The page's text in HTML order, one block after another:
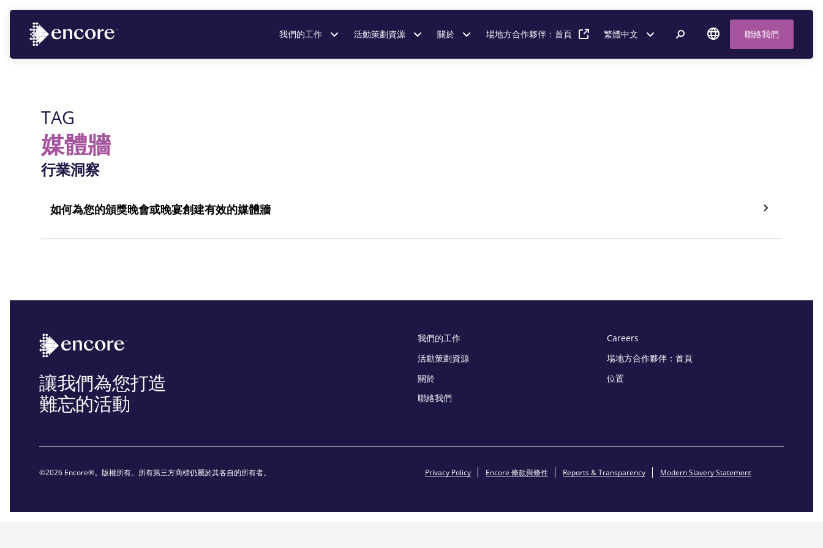
我們的工作 活動策劃資源 關於 場地方合作夥伴：首頁 繁體中文 聯絡我們
TAG
媒體牆
行業洞察
如何為您的頒獎晚會或晚宴創建有效的媒體牆
讓我們為您打造
難忘的活動
我們的工作
活動策劃資源
關於
聯絡我們
Careers
場地方合作夥伴：首頁
位置
©2026 Encore®。版權所有。所有第三方商標仍屬於其各自的所有者。 Privacy Policy Encore 條款與條件 Reports & Transparency Modern Slavery Statement